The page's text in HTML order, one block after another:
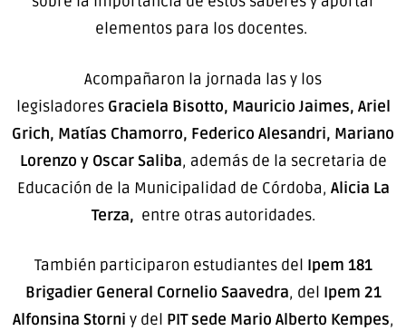
elementos para los docentes.
Acompañaron la jornada las y los
legisladoresGraciela Bisotto, Mauricio Jaimes, Ariel
Grich, Matías Chamorro, Federico Alesandri, Mariano
Lorenzo y Oscar Saliba, además de la secretaria de
Educación de la Municipalidad de Córdoba, Alicia La
Terza, entre otras autoridades.
También participaron estudiantes del Ipem 181
Brigadier General Cornelio Saavedra, del Ipem 21
Alfonsina Storni y del PIT sede Mario Alberto Kempes,